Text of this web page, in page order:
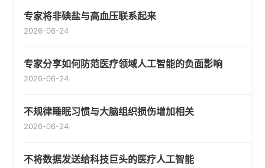
专家将非碘盐与高血压联系起来
2026-06-24
专家分享如何防范医疗领域人工智能的负面影响
2026-06-24
不规律睡眠习惯与大脑组织损伤增加相关
2026-06-24
不将数据发送给科技巨头的医疗人工智能